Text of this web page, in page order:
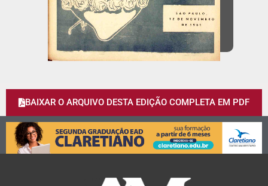
BAIXAR O ARQUIVO DESTA EDIÇÃO COMPLETA EM PDF